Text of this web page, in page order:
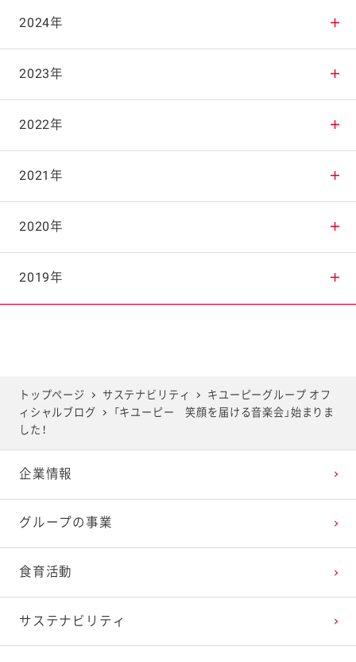
2025年12月
2025年11月
2025年10月
2025年9月
2025年8月
2025年7月
2025年4月
2025年3月
2025年2月
2024年
2024年12月
2024年11月
2024年10月
2024年9月
2024年8月
2024年5月
2024年4月
2024年3月
2023年
2023年12月
2023年11月
2023年10月
2023年9月
2023年6月
2023年5月
2023年4月
2022年
2022年12月
2022年11月
2022年10月
2022年7月
2022年6月
2022年5月
2021年
2021年12月
2021年11月
2021年8月
2021年7月
2021年6月
2020年
2020年12月
2020年9月
2020年8月
2020年7月
2019年
2019年10月
2019年9月
2019年8月
トップページ サステナビリティ
キユーピーグループ オフ
ィシャルブログ
「キユーピー 笑顔を届ける音楽会」始まりま
した！
企業情報
グループの事業
食育活動
サステナビリティ